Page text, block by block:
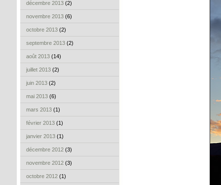
décembre 2013 (2)
novembre 2013 (6)
octobre 2013 (2)
septembre 2013 (2)
août 2013 (14)
juillet 2013 (2)
juin 2013 (2)
mai 2013 (6)
mars 2013 (1)
février 2013 (1)
janvier 2013 (1)
décembre 2012 (3)
novembre 2012 (3)
octobre 2012 (1)